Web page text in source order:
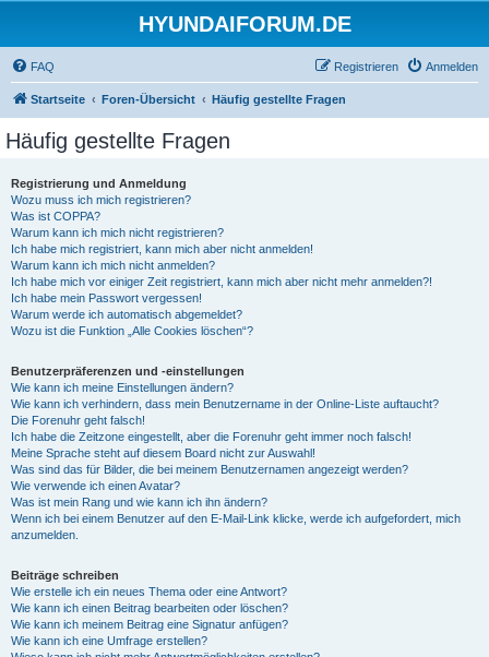
HYUNDAIFORUM.DE
FAQ Anmelden
Registrieren
Startseite Foren-Übersicht Häufig gestellte Fragen
Häufig gestellte Fragen
Registrierung und Anmeldung
Wozu muss ich mich registrieren?
Was ist COPPA?
Warum kann ich mich nicht registrieren?
Ich habe mich registriert, kann mich aber nicht anmelden!
Warum kann ich mich nicht anmelden?
Ich habe mich vor einiger Zeit registriert, kann mich aber nicht mehr anmelden?!
Ich habe mein Passwort vergessen!
Warum werde ich automatisch abgemeldet?
Wozu ist die Funktion „Alle Cookies löschen“?
Benutzerpräferenzen und -einstellungen
Wie kann ich meine Einstellungen ändern?
Wie kann ich verhindern, dass mein Benutzername in der Online-Liste auftaucht?
Die Forenuhr geht falsch!
Ich habe die Zeitzone eingestellt, aber die Forenuhr geht immer noch falsch!
Meine Sprache steht auf diesem Board nicht zur Auswahl!
Was sind das für Bilder, die bei meinem Benutzernamen angezeigt werden?
Wie verwende ich einen Avatar?
Was ist mein Rang und wie kann ich ihn ändern?
Wenn ich bei einem Benutzer auf den E-Mail-Link klicke, werde ich aufgefordert, mich
anzumelden.
Beiträge schreiben
Wie erstelle ich ein neues Thema oder eine Antwort?
Wie kann ich einen Beitrag bearbeiten oder löschen?
Wie kann ich meinem Beitrag eine Signatur anfügen?
Wie kann ich eine Umfrage erstellen?